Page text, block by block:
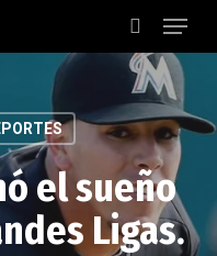
search
Menu
el sueño
Ligas.